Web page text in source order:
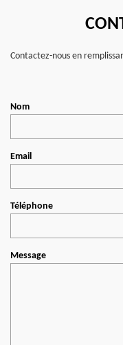
Contactez-nous en
Nom
Email
Téléphone
Message